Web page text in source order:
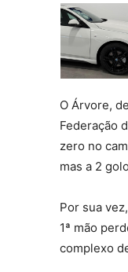
O Árvore,
Federação
zero no
mas a 2
Por sua
1ª mão
complexo